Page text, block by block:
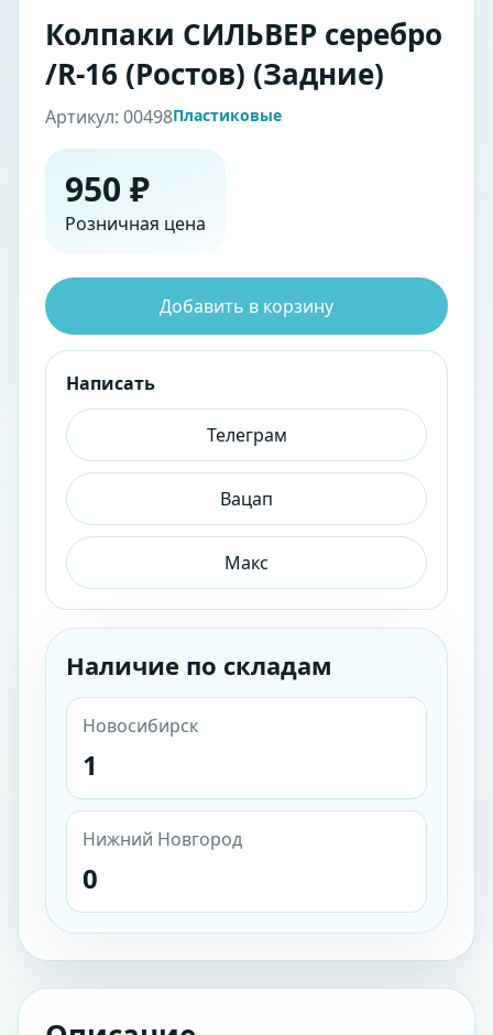
Колпаки СИЛЬВЕР серебро
/R-16 (Ростов) (Задние)
Артикул: 00498Пластиковые
950 ₽
Розничная цена
Добавить в корзину
Написать
Телеграм
Вацап
Макс
Наличие по складам
Новосибирск
1
Нижний Новгород
0